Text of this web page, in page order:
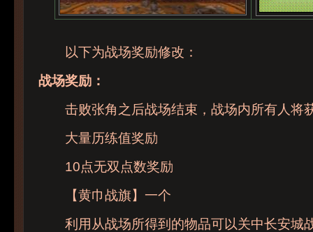
以下为战场奖励修改：
战场奖励：
击败张角之后战场结束，战场内所有人将
大量历练值奖励
10点无双点数奖励
【黄巾战旗】一个
利用从战场所得到的物品可以关中长安城